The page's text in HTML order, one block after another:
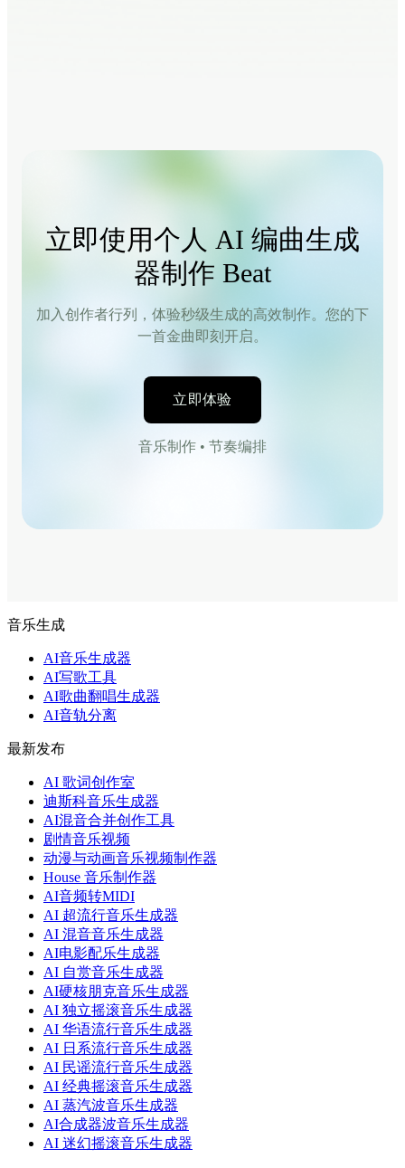
立即使用个人 AI 编曲生成
器制作 Beat
加入创作者行列，体验秒级生成的高效制作。您的下
一首金曲即刻开启。
立即体验
音乐制作 • 节奏编排
音乐生成
AI音乐生成器
AI写歌工具
AI歌曲翻唱生成器
AI音轨分离
最新发布
AI 歌词创作室
迪斯科音乐生成器
AI混音合并创作工具
剧情音乐视频
动漫与动画音乐视频制作器
House 音乐制作器
AI音频转MIDI
AI 超流行音乐生成器
AI 混音音乐生成器
AI电影配乐生成器
AI 自赏音乐生成器
AI硬核朋克音乐生成器
AI 独立摇滚音乐生成器
AI 华语流行音乐生成器
AI 日系流行音乐生成器
AI 民谣流行音乐生成器
AI 经典摇滚音乐生成器
AI 蒸汽波音乐生成器
AI合成器波音乐生成器
AI 迷幻摇滚音乐生成器